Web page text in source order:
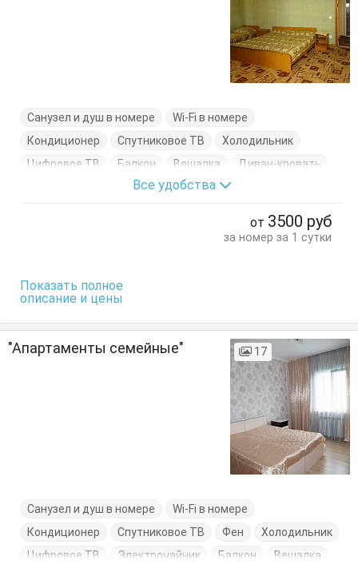
Санузел и душ в номере
Wi-Fi в номере
Кондиционер
Спутниковое ТВ
Холодильник
Цифровое ТВ
Балкон Вешалка
Диван-кровать
Журнальный столик
Кровати односпальные
Все удобства
от 3500 руб
за номер за 1 сутки
Показать полное
описание и цены
"Апартаменты семейные" 17
Санузел и душ в номере
Wi-Fi в номере
Кондиционер
Спутниковое ТВ Фен
Холодильник
Цифровое ТВ
Электрочайник Балкон
Вешалка